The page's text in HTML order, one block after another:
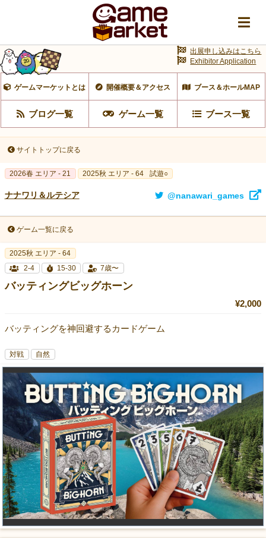
ゲームマーケットとは 開催概要＆アクセス ブース＆ホールMAP
ブログ一覧 ゲーム一覧 ブース一覧
出展申し込みはこちら
Exhibitor Application
サイトトップに戻る
2026春 エリア - 21 2025秋 エリア - 64 試遊○
ナナワリ＆ルテシア @nanawari_games
ゲーム一覧に戻る
2025秋 エリア - 64
2-4
15-30 7歳〜
バッティングビッグホーン
¥2,000
バッティングを神回避するカードゲーム
対戦 自然